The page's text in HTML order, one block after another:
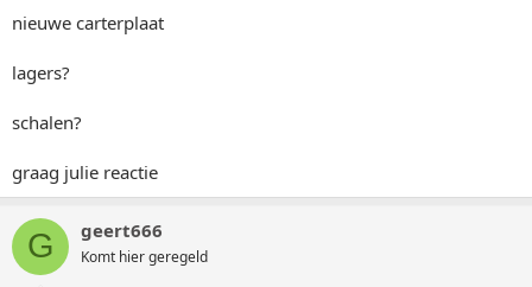
nieuwe carterplaat
lagers?
schalen?
graag julie reactie
G geert666
Komt hier geregeld